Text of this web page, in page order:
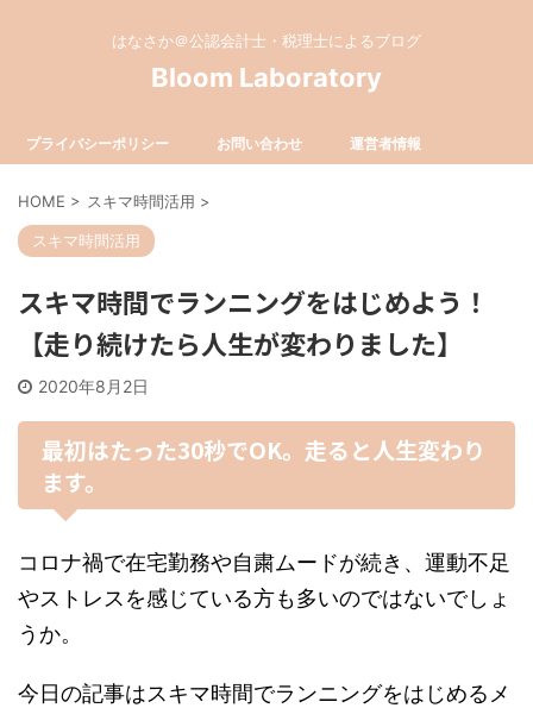
はなさか＠公認会計士・税理士によるブログ
Bloom Laboratory
プライバシーポリシー お問い合わせ 運営者情報
HOME > スキマ時間活用 >
スキマ時間活用
スキマ時間でランニングをはじめよう！
【走り続けたら人生が変わりました】
2020年8月2日
最初はたった30秒でOK。走ると人生変わり
ます。
コロナ禍で在宅勤務や自粛ムードが続き、運動不足
やストレスを感じている方も多いのではないでしょ
うか。
今日の記事はスキマ時間でランニングをはじめるメ